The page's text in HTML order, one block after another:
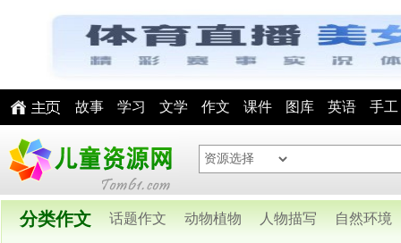
故事 学习 文学 作文 课件 图库 英语 手工
分类作文 话题作文 动物植物 人物描写 自然环境